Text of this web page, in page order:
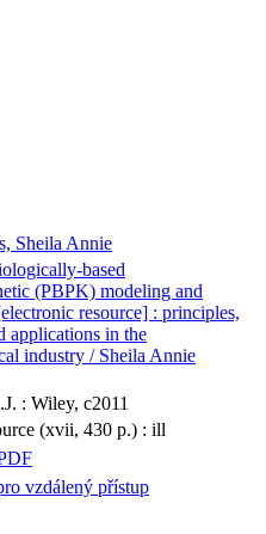
Sheila Annie
based
(PBPK) modeling and
resource] : principles,
applications in the
industry / Sheila Annie
: Wiley, c2011
(xvii, 430 p.) : ill
vzdálený přístup